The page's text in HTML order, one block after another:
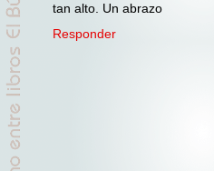
tan alto. Un abrazo
Responder